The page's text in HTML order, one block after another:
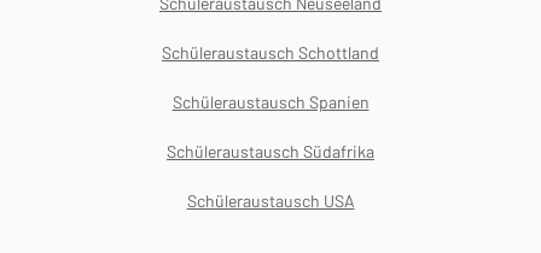
Schüleraustausch Schottland
Schüleraustausch Spanien
Schüleraustausch Südafrika
Schüleraustausch USA